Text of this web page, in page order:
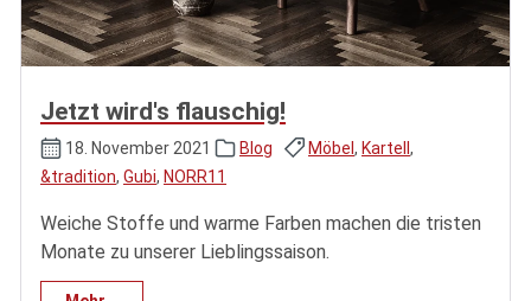
Jetzt wird's flauschig!
18. November 2021 Blog Möbel , Kartell ,
&tradition, Gubi, NORR11
Weiche Stoffe und warme Farben machen die tristen
Monate zu unserer Lieblingssaison.